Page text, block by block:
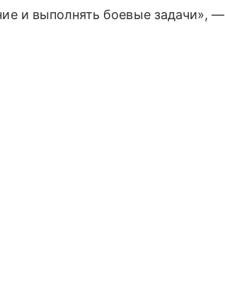
и выполнять боевые задачи», —